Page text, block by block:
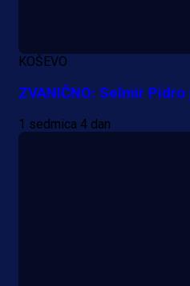
KOŠEVO
ZVANIČNO: Selmir
1 sedmica 4 dan